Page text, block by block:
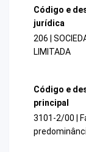
Código e
jurídica
206 |
LIMITADA
Código e
principal
3101-2/00 |